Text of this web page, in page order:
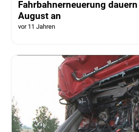
Fahrbahnerneuerung
August an
vor 11 Jahren